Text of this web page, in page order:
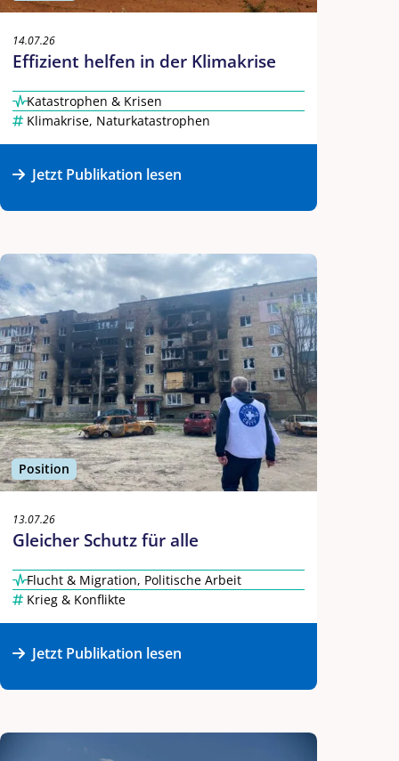
14.07.26
Effizient helfen in der Klimakrise
Katastrophen & Krisen
Klimakrise, Naturkatastrophen
Jetzt Publikation lesen
Position
13.07.26
Gleicher Schutz für alle
Flucht & Migration, Politische Arbeit
Krieg & Konflikte
Jetzt Publikation lesen